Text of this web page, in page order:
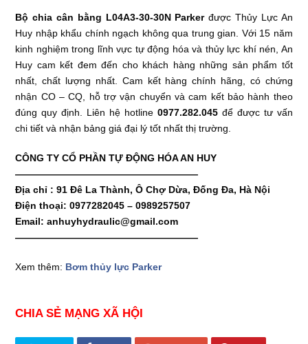
Bộ chia cân bằng L04A3-30-30N Parkerđược Thủy Lực An
Huy nhập khẩu chính ngạch không qua trung gian. Với 15 năm
kinh nghiệm trong lĩnh vực tự động hóa và thủy lực khí nén, An
Huy cam kết đem đến cho khách hàng những sản phẩm tốt
nhất, chất lượng nhất. Cam kết hàng chính hãng, có chứng
nhận CO – CQ, hỗ trợ vận chuyển và cam kết bảo hành theo
đúng quy định. Liên hệ hotline 0977.282.045để được tư vấn
chi tiết và nhận bảng giá đại lý tốt nhất thị trường.
CÔNG TY CỔ PHẦN TỰ ĐỘNG HÓA AN HUY
———————————————————
Địa chỉ : 91 Đê La Thành, Ô Chợ Dừa, Đống Đa, Hà Nội
Điện thoại: 0977282045 – 0989257507
Email: anhuyhydraulic@gmail.com
———————————————————
Xem thêm: Bơm thủy lực Parker
CHIA SẺ MẠNG XÃ HỘI